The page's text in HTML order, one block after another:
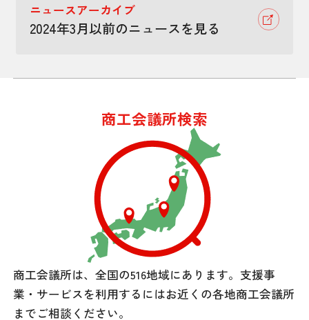
ニュースアーカイブ
2024年3月以前のニュースを見る
商工会議所検索
商工会議所は、全国の516地域にあります。 支援事
業・サービスを利用するにはお近くの各地商工会議所
までご相談ください。